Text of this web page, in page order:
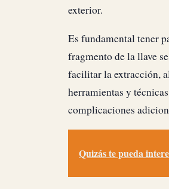
exterior.
Es fundamental tener
fragmento de la llave
facilitar la extracción,
herramientas y
complicaciones
Quizás te pueda